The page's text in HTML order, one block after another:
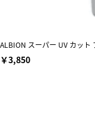
ALBION スーパー UV カット
￥3,850